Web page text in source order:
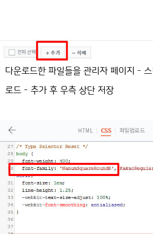
다운로드한 파일들을 관리자 페이지 -
로드 - 추가 후 우측 상단 저장